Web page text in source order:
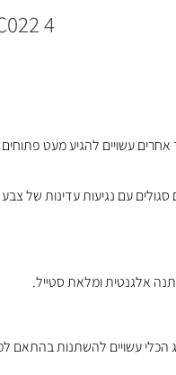
4 Purple Orchids |C022
אחרים עשויים להגיע מעט
סחלבים סגולים עם נגיעות עדינות
אלגנטית ומלאת סטייל.
הכלי עשויים להשתנות בהתאם